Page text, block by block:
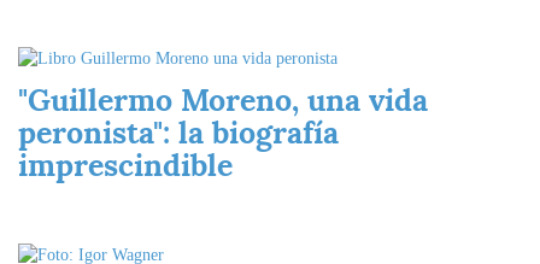
Imagen
"Guillermo Moreno, una vida
peronista": la biografía
imprescindible
Imagen